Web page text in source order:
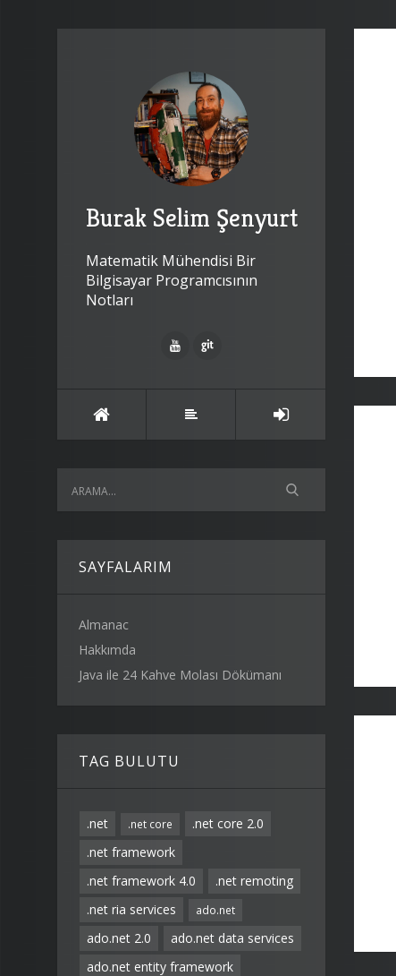
Burak Selim Şenyurt
Matematik Mühendisi Bir
Bilgisayar Programcısının
Notları
SAYFALARIM
Almanac
Hakkımda
Java ile 24 Kahve Molası Dökümanı
TAG BULUTU
.net .net core
.net core 2.0
.net framework
.net framework 4.0
.net remoting
.net ria services
ado.net
ado.net 2.0
ado.net data services
ado.net entity framework